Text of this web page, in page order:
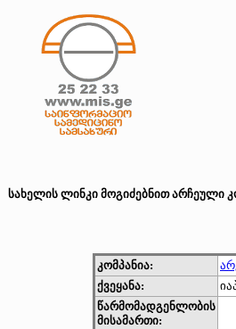
სახელის ლინკი მოგიძებნით არჩეული
კომპანია:
ქვეყანა:
წარმომადგენლობის
მისამართი: